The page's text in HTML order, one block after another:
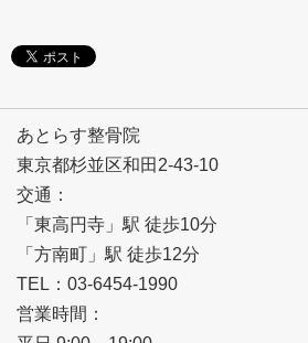
あとらす整骨院
東京都杉並区和田2-43-10
交通：
「東高円寺」駅 徒歩10分
「方南町」駅 徒歩12分
TEL：03-6454-1990
営業時間：